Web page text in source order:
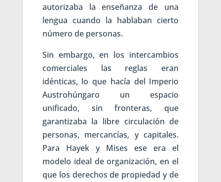
autorizaba la enseñanza de una
lengua cuando la hablaban cierto
número de personas.
Sin embargo, en los intercambios
comerciales las reglas eran
idénticas, lo que hacía del Imperio
Austrohúngaro un espacio
unificado, sin fronteras, que
garantizaba la libre circulación de
personas, mercancías, y capitales.
Para Hayek y Mises ese era el
modelo ideal de organización, en el
que los derechos de propiedad y de